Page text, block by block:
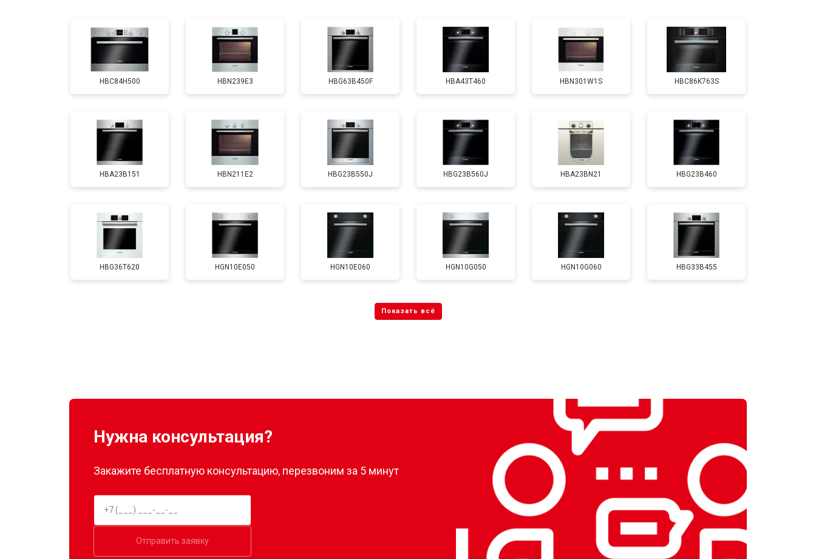
Замена панели управления от 120 мин
HBC84H500 HBN239E3 HBG63B450F HBA43T460 HBN301W1S HBC86K763S
HBA23B151 HBN211E2 HBG23B550J HBG23B560J HBA23BN21 HBG23B460
HBG36T620 HGN10E050 HGN10E060 HGN10G050 HGN10G060 HBG33B455
Нужна консультация?
Закажите бесплатную консультацию, перезвоним за 5 минут
Отправить заявку